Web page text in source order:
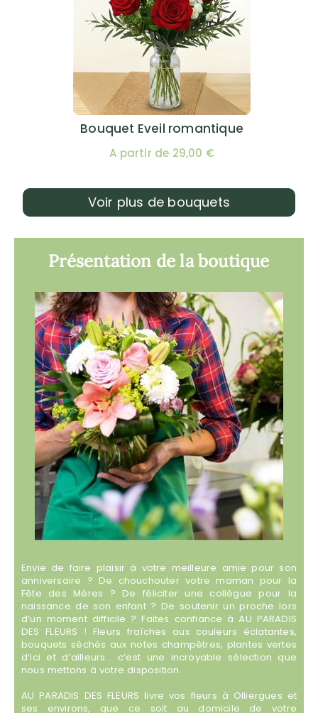
Bouquet Eveil romantique
A partir de 29,00 €
Voir plus de bouquets
Présentation de la boutique
Envie de faire plaisir à votre meilleure amie pour son
anniversaire ? De chouchouter votre maman pour la
Fête des Mères ? De féliciter une collègue pour la
naissance de son enfant ? De soutenir un proche lors
d’un moment difficile ? Faites confiance à AU PARADIS
DES FLEURS ! Fleurs fraîches aux couleurs éclatantes,
bouquets séchés aux notes champêtres, plantes vertes
d’ici et d’ailleurs… c’est une incroyable sélection que
nous mettons à votre disposition.
AU PARADIS DES FLEURS livre vos fleurs à Olliergues et
ses environs, que ce soit au domicile de votre